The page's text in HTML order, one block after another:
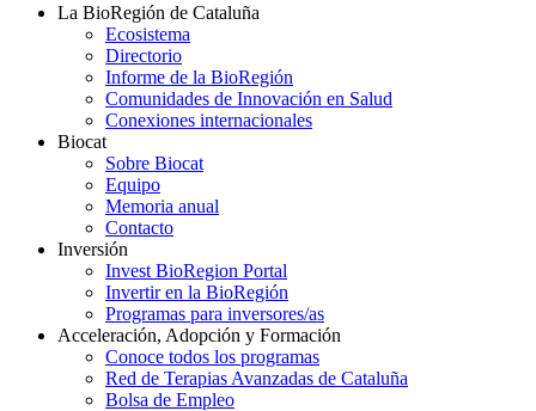
La BioRegión de Cataluña
Ecosistema
Directorio
Informe de la BioRegión
Comunidades de Innovación en Salud
Conexiones internacionales
Biocat
Sobre Biocat
Equipo
Memoria anual
Contacto
Inversión
Invest BioRegion Portal
Invertir en la BioRegión
Programas para inversores/as
Acceleración, Adopción y Formación
Conoce todos los programas
Red de Terapias Avanzadas de Cataluña
Bolsa de Empleo